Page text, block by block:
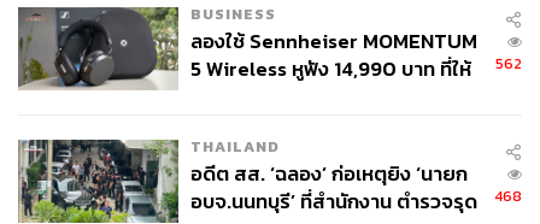
BUSINESS
ลองใช้ Sennheiser MOMENTUM
5 Wireless หูฟัง 14,990 บาท ที่ให้
562
THAILAND
อดีต สส. ‘ฉลอง’ ก่อเหตุยิง ‘นายก
อบจ.นนทบุรี’ ที่สำนักงาน ตำรวจรุด
468